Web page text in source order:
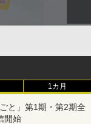
1カ月
と」第1期・第2期全
開始